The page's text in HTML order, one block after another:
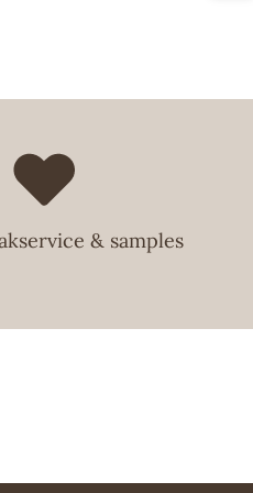
& samples